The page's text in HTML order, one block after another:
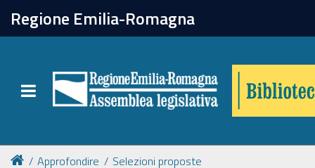
Regione Emilia-Romagna
Toggle navigation
chiudi
Catalogo online
CollezioniApprofondire Selezioni proposte